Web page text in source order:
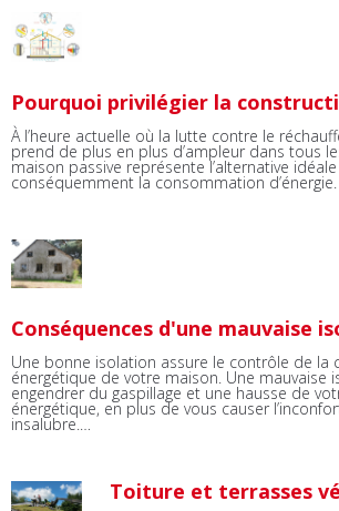
Pourquoi privilégier la
À l’heure actuelle où la lutte contre le
prend de plus en plus d’ampleur dans tous
maison passive représente l’alternative
conséquemment la consommation
Conséquences d'une mauvaise
Une bonne isolation assure le contrôle de la
énergétique de votre maison. Une mauvaise
engendrer du gaspillage et une hausse de
énergétique, en plus de vous causer
insalubre.…
Toiture et terrasses